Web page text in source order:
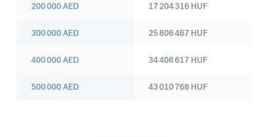
200 000AED
300 000AED
400 000AED
500 000AED
17 204 316 HUF
25 806 467 HUF
34 408 617 HUF
43 010 768 HUF